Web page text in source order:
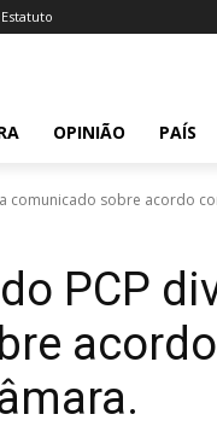
Estatuto
OPINIÃO PAÍS
comunicado sobre acordo
PCP